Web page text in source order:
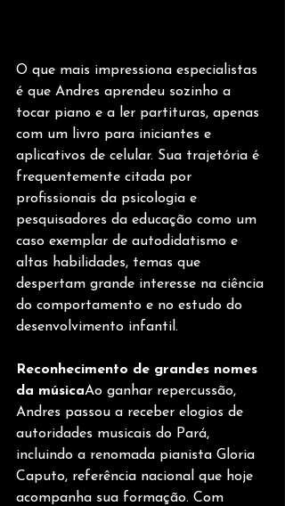
O que mais impressiona especialistas
é que Andres aprendeu sozinho a
tocar piano e a ler partituras, apenas
com um livro para iniciantes e
aplicativos de celular. Sua trajetória é
frequentemente citada por
profissionais da psicologia e
pesquisadores da educação como um
caso exemplar de autodidatismo e
altas habilidades, temas que
despertam grande interesse na ciência
do comportamento e no estudo do
desenvolvimento infantil.
Reconhecimento de grandes nomes
da músicaAo ganhar repercussão,
Andres passou a receber elogios de
autoridades musicais do Pará,
incluindo a renomada pianista Gloria
Caputo, referência nacional que hoje
acompanha sua formação. Com